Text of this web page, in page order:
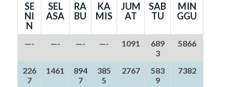
SE
NI
N
SEL
ASA
RA
BU
KA
MIS
JUM
AT
SAB
TU
MIN
GGU
—- —- —- —- 1091
689
3
5866
226
7
1461
894
7
385
5
2767
583
9
7382